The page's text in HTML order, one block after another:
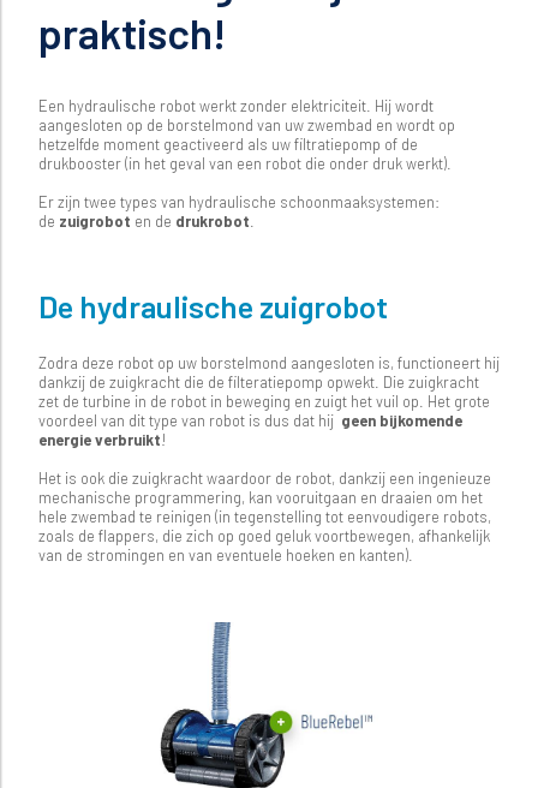
praktisch!
Een hydraulische robot werkt zonder elektriciteit. Hij wordt
aangesloten op de borstelmond van uw zwembad en wordt op
hetzelfde moment geactiveerd als uw filtratiepomp of de
drukbooster (in het geval van een robot die onder druk werkt).
Er zijn twee types van hydraulische schoonmaaksystemen:
de zuigrobot en de drukrobot
De hydraulische zuigrobot
Zodra deze robot op uw borstelmond aangesloten is, functioneert hij
dankzij de zuigkracht die de filteratiepomp opwekt. Die zuigkracht
zet de turbine in de robot in beweging en zuigt het vuil op. Het grote
voordeel van dit type van robot is dus dat hij geen bijkomende
energie verbruikt!
Het is ook die zuigkracht waardoor de robot, dankzij een ingenieuze
mechanische programmering, kan vooruitgaan en draaien om het
hele zwembad te reinigen (in tegenstelling tot eenvoudigere robots,
zoals de flappers, die zich op goed geluk voortbewegen, afhankelijk
van de stromingen en van eventuele hoeken en kanten).